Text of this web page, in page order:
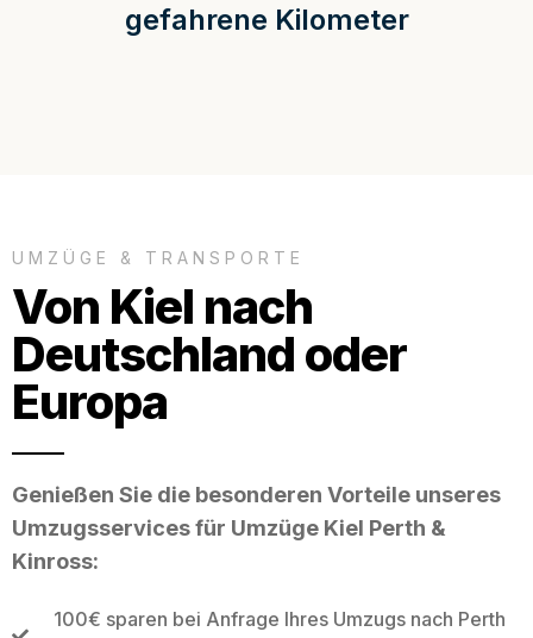
gefahrene Kilometer
UMZÜGE & TRANSPORTE
Von Kiel nach
Deutschland oder
Europa
Genießen Sie die besonderen Vorteile unseres
Umzugsservices für Umzüge Kiel Perth &
Kinross:
100€ sparen bei Anfrage Ihres Umzugs nach Perth